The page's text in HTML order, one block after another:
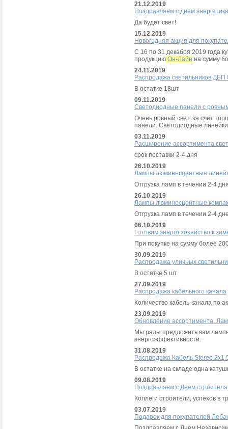
21.12.2019
Поздравляем с днем
Да будет свет!
15.12.2019
Новогодняя акция для
С 16 по 31 декабря 2019 года
продукцию Он-Лайн на сумму
24.11.2019
Распродажа светильников ДБП
В остатке 18шт
09.11.2019
Светодиодные панели с
Очень ровный свет, за счет
панели. Светодиодные
03.11.2019
Расширение ассортимента
срок поставки 2-4 дня
26.10.2019
Лампы люминесцентные
Отгрузка ламп в течении 2-4
26.10.2019
Лампы люминесцентные
Отгрузка ламп в течении 2-4
06.10.2019
Готовим энерго хозяйство к
При покупке на сумму более
30.09.2019
Распродажа уличных
В остатке 5 шт
27.09.2019
Распродажа кабельного канала
Количество кабель-канала по
23.09.2019
Обновление ассортимента.
Мы рады предложить вам
энергоэффективности.
31.08.2019
Распродажа Кабель Stereo
В остатке на складе одна
09.08.2019
Поздравляем с Днем
Коллеги строители, успехов в
03.07.2019
Подарок для покупателей